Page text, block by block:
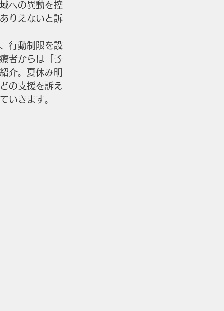
への異動を控
りえないと訴
行動制限を設
者からは「子
介。夏休み明
の支援を訴え
いきます。